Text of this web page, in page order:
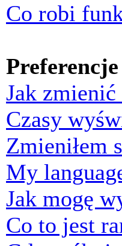
Co robi
Jak
Czasy
Zmieniłem
My
Jak mogę
Co to jest